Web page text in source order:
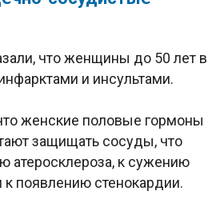
что женщины до 50 лет в
и инсультами.
женские половые гормоны
защищать сосуды, что
атеросклероза, к сужению
к появлению стенокардии.